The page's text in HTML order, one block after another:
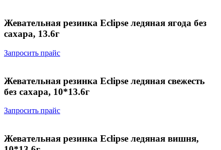
Жевательная резинка Eclipse ледяная ягода без
сахара, 13.6г
Запросить прайс
Жевательная резинка Eclipse ледяная свежесть
без сахара, 10*13.6г
Запросить прайс
Жевательная резинка Eclipse ледяная вишня,